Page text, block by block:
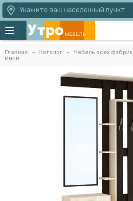
Укажите ваш населённый пункт
Главная Каталог Мебель всех фабрик
мини